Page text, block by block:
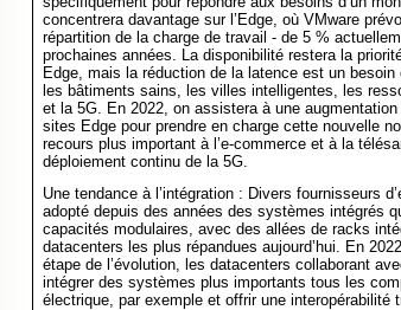
concentrera davantage sur l’Edge, où VMware
répartition de la charge de travail - de 5 %
prochaines années. La disponibilité restera la
Edge, mais la réduction de la latence est un
les bâtiments sains, les villes intelligentes, les
et la 5G. En 2022, on assistera à une
sites Edge pour prendre en charge cette nouvelle
recours plus important à l’e-commerce et à la
déploiement continu de la 5G.
Une tendance à l’intégration : Divers fournisseurs
adopté depuis des années des systèmes intégrés
capacités modulaires, avec des allées de racks
datacenters les plus répandues aujourd’hui. En
étape de l’évolution, les datacenters collaborant
intégrer des systèmes plus importants tous les
électrique, par exemple et offrir une interopérabilité